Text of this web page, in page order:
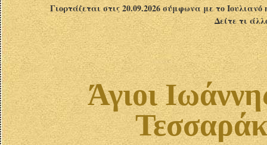
Γιορτάζεται στις 20.09.2026 σύμφωνα με το
Δείτε τι
Άγιοι